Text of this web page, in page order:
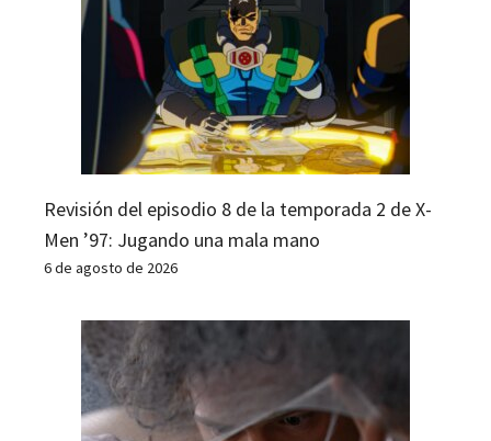
Revisión del episodio 8 de la temporada 2 de X-
Men ’97: Jugando una mala mano
6 de agosto de 2026